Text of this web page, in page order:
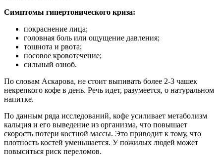
Симптомы гипертонического криза:
покраснение лица;
головная боль или ощущение давления;
тошнота и рвота;
носовое кровотечение;
сильный озноб.
По словам Аскарова, не стоит выпивать более 2-3 чашек
некрепкого кофе в день. Речь идет, разумеется, о натуральном
напитке.
По данным ряда исследований, кофе усиливает метаболизм
кальция и его выведение из организма, что повышает
скорость потери костной массы. Это приводит к тому, что
плотность костей уменьшается. У пожилых людей может
повыситься риск переломов.